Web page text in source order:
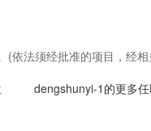
(依法须经批准的项目，经
dengshunyi-1的更多